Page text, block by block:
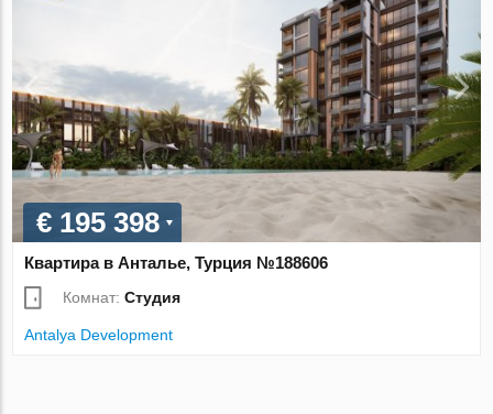
€ 195 398
Квартира в Анталье, Турция №188606
Комнат:Студия
Antalya Development